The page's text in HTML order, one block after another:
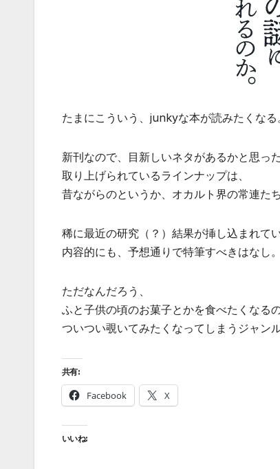
たまにこういう、junkyな本が読みたくなる
新刊なので、目新しいネタがあるかと思った
取り上げられているラインナップは、
昔ながらのというか、オカルト界の常連たち
稀に最近の研究（？）結果が挿し込まれてい
内容的にも、予想通りで特筆すべきはなし。
ただなんだろう、
ふと子供の頃のお菓子とかを食べたくなるの
ついつい覗いてみたくなってしまうジャンル
共有:
Facebook X
いいね: